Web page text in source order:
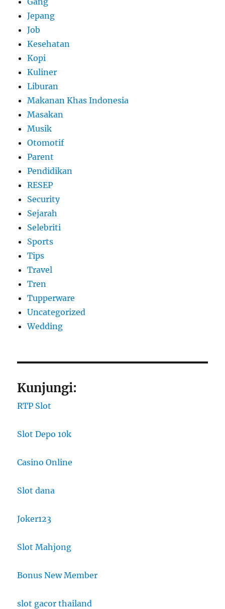
Jepang
Job
Kesehatan
Kopi
Kuliner
Liburan
Makanan Khas Indonesia
Masakan
Musik
Otomotif
Parent
Pendidikan
RESEP
Security
Sejarah
Selebriti
Sports
Tips
Travel
Tren
Tupperware
Uncategorized
Wedding
Kunjungi:
RTP Slot
Slot Depo 10k
Casino Online
Slot dana
Joker123
Slot Mahjong
Bonus New Member
slot gacor thailand